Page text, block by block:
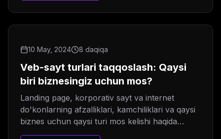
10 May, 2024 8 daqiqa
Veb-sayt turlari taqqoslash: Qaysi
biri biznesingiz uchun mos?
Landing page, korporativ sayt va internet
do'konlarning afzalliklari, kamchiliklari va qaysi
biznes uchun qaysi turi mos kelishi haqida
batafsil tahlil.